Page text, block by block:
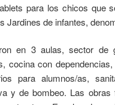
para los chicos que
de infantes,
en 3 aulas, sector de
cocina con
para alumnos/as,
y de bombeo. Las obras